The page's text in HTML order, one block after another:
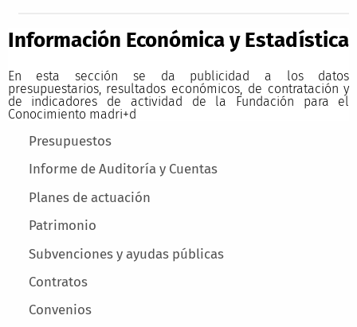
Main menu
Presupuestos
Informe de Auditoría y Cuentas
Planes de actuación
Patrimonio
Subvenciones y ayudas públicas
Contratos
Convenios
Información Económica y Estadística
En esta sección se da publicidad a los datos
presupuestarios, resultados económicos, de contratación y
de indicadores de actividad de la Fundación para el
Conocimiento madri+d